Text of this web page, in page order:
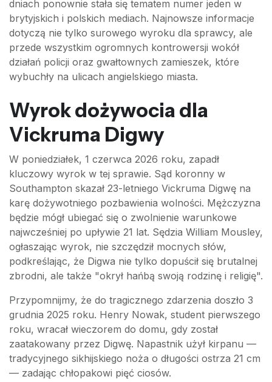
dniach ponownie stała się tematem numer jeden w
brytyjskich i polskich mediach. Najnowsze informacje
dotyczą nie tylko surowego wyroku dla sprawcy, ale
przede wszystkim ogromnych kontrowersji wokół
działań policji oraz gwałtownych zamieszek, które
wybuchły na ulicach angielskiego miasta.
Wyrok dożywocia dla
Vickruma Digwy
W poniedziałek, 1 czerwca 2026 roku, zapadł
kluczowy wyrok w tej sprawie. Sąd koronny w
Southampton skazał 23-letniego Vickruma Digwę na
karę dożywotniego pozbawienia wolności. Mężczyzna
będzie mógł ubiegać się o zwolnienie warunkowe
najwcześniej po upływie 21 lat. Sędzia William Mousley,
ogłaszając wyrok, nie szczędził mocnych słów,
podkreślając, że Digwa nie tylko dopuścił się brutalnej
zbrodni, ale także "okrył hańbą swoją rodzinę i religię".
Przypomnijmy, że do tragicznego zdarzenia doszło 3
grudnia 2025 roku. Henry Nowak, student pierwszego
roku, wracał wieczorem do domu, gdy został
zaatakowany przez Digwę. Napastnik użył kirpanu —
tradycyjnego sikhijskiego noża o długości ostrza 21 cm
— zadając chłopakowi pięć ciosów.